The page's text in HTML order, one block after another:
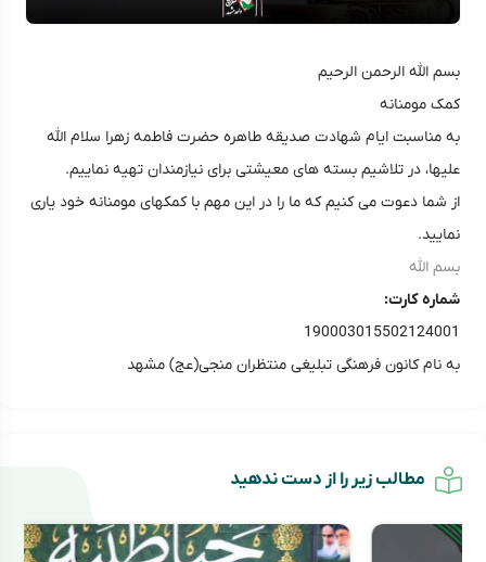
بسم الله الرحمن الرحیم
کمک مومنانه
به مناسبت ایام شهادت صدیقه طاهره حضرت فاطمه زهرا سلام الله
علیها، در تلاشیم بسته های معیشتی برای نیازمندان تهیه نماییم.
از شما دعوت می کنیم که ما را در این مهم با کمکهای مومنانه خود یاری
نمایید.
بسم الله
شماره کارت:
190003015502124001
به نام کانون فرهنگی تبلیغی منتظران منجی(عج) مشهد
مطالب زیر را از دست ندهید